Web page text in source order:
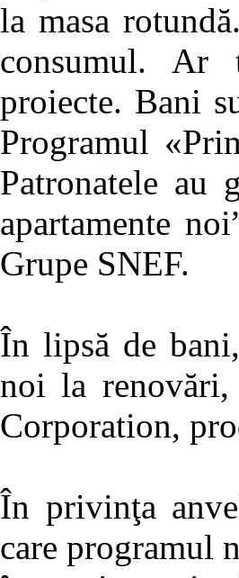
la masa
consumul. Ar
proiecte. Bani
Programul
Patronatele au
apartamente
Grupe SNEF.
În lipsă de
noi la
Corporation,
În privinţa
care programul